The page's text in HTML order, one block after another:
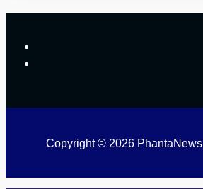
Copyright © 2026 PhantaNews